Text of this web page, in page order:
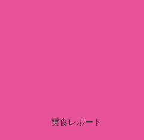
実食レポート